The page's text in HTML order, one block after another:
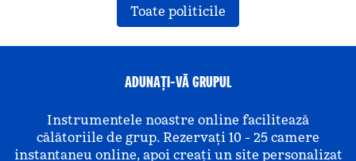
Toate politicile
ADUNAȚI-VĂ GRUPUL
Instrumentele noastre online facilitează
călătoriile de grup. Rezervați 10 - 25 camere
instantaneu online, apoi creați un site personalizat